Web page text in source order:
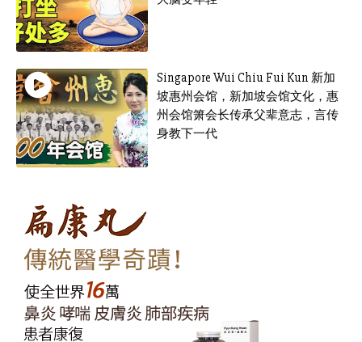
Singapore Wui Chiu Fui Kun 新加
坡惠州会馆，新加坡会馆文化，惠
州会馆箫会长传承父辈意志，言传
身教下一代